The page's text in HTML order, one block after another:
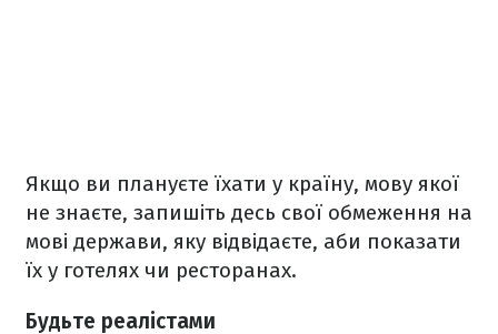
Якщо ви плануєте їхати у країну, мову якої
не знаєте, запишіть десь свої обмеження на
мові держави, яку відвідаєте, аби показати
їх у готелях чи ресторанах.
Будьте реалістами